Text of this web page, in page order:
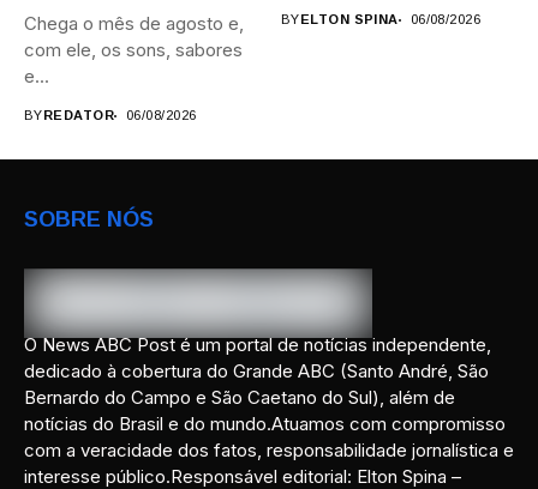
Chega o mês de agosto e,
com ele, os sons, sabores
e...
BYREDATOR 06/08/2026
BYELTON SPINA 06/08/2026
SOBRE NÓS
O News ABC Post é um portal de notícias independente,
dedicado à cobertura do Grande ABC (Santo André, São
Bernardo do Campo e São Caetano do Sul), além de
notícias do Brasil e do mundo.Atuamos com compromisso
com a veracidade dos fatos, responsabilidade jornalística e
interesse público.Responsável editorial: Elton Spina –